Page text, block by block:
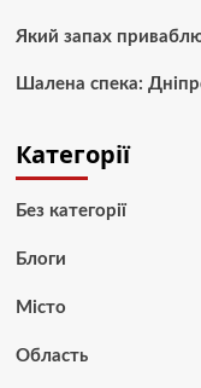
Який запах
Шалена спека:
Категорії
Без категорії
Блоги
Місто
Область